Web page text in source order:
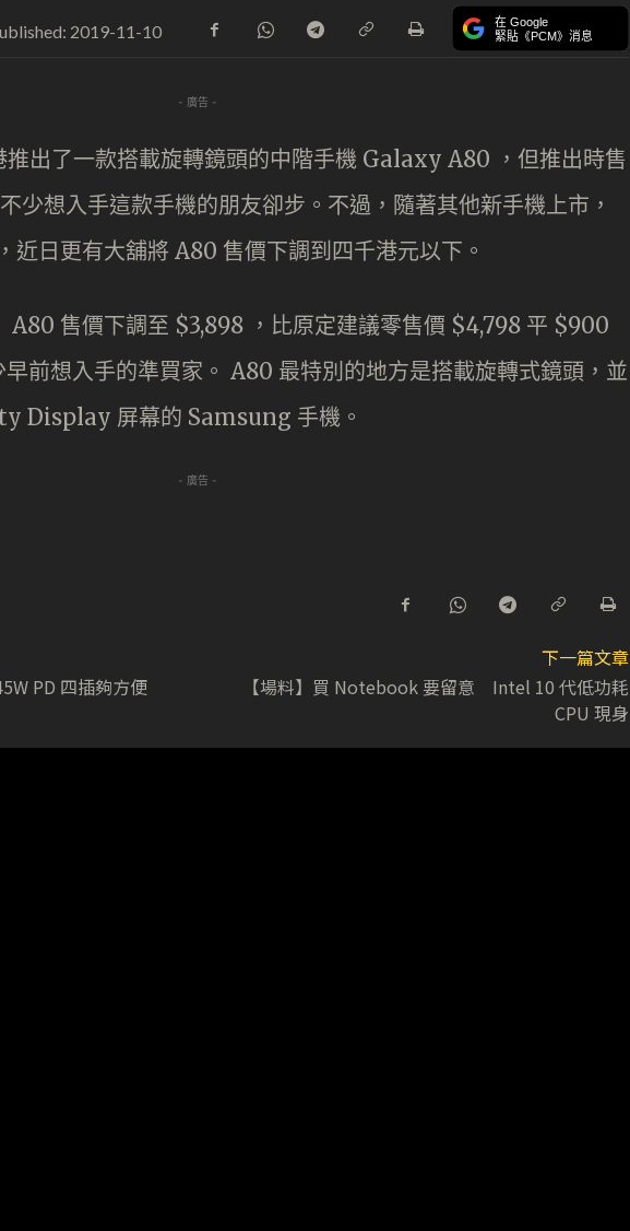
2019-11-10 在 Google
緊貼《PCM》消息
- 廣告 -
出了一款搭載旋轉鏡頭的中階手機 Galaxy A80 ，但推出時售
少想入手這款手機的朋友卻步。不過，隨著其他新手機上市，
近日更有大舖將 A80 售價下調到四千港元以下。
A80 售價下調至 $3,898 ，比原定建議零售價 $4,798 平 $900
前想入手的準買家。 A80 最特別的地方是搭載旋轉式鏡頭，並
Display 屏幕的 Samsung 手機。
- 廣告 -
PD 四插夠方便
下一篇文章
【場料】買 Notebook 要留意 Intel 10 代低功耗
CPU 現身